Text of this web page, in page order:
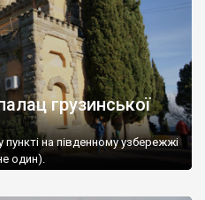
грузинської
на південному узбережжі
один).